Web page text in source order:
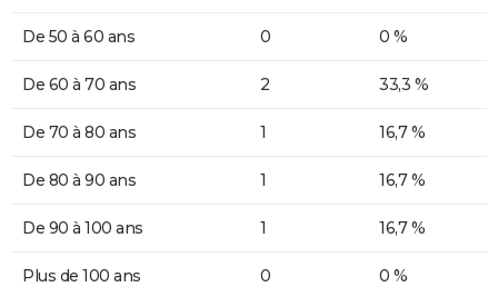
De 50 à 60 ans 0 0 %
De 60 à 70 ans 2 33,3 %
De 70 à 80 ans 1 16,7 %
De 80 à 90 ans 1 16,7 %
De 90 à 100 ans 1 16,7 %
Plus de 100 ans 0 0 %